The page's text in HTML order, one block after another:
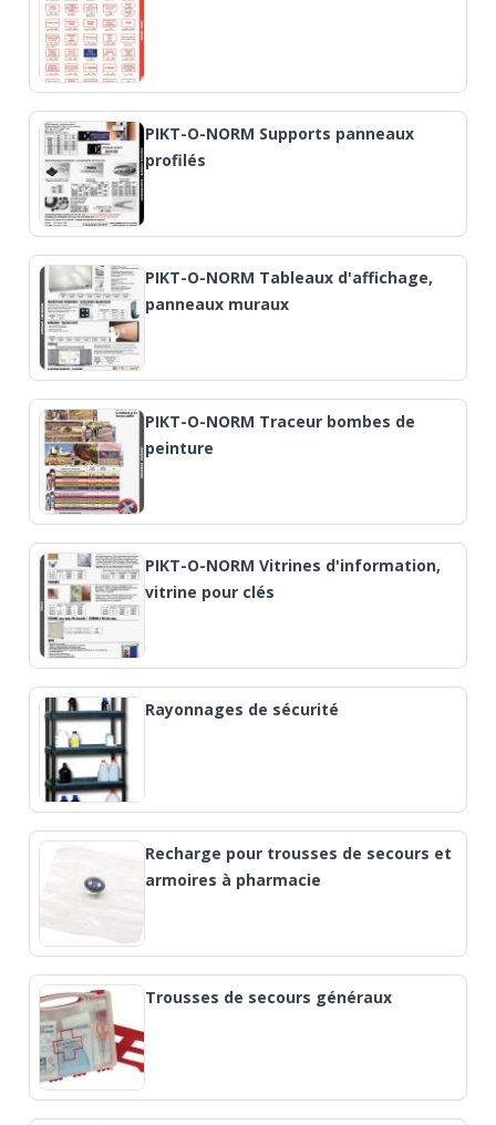
PIKT-O-NORM Supports panneaux
profilés
PIKT-O-NORM Tableaux d'affichage,
panneaux muraux
PIKT-O-NORM Traceur bombes de
peinture
PIKT-O-NORM Vitrines d'information,
vitrine pour clés
Rayonnages de sécurité
Recharge pour trousses de secours et
armoires à pharmacie
Trousses de secours généraux